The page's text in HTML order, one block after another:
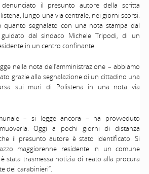
il presunto autore della scritta
lungo una via centrale, nei giorni scorsi.
quanto segnalato con una nota stampa dal
dal sindaco Michele Tripodi, di un
in un centro confinante.
nella nota dell’amministrazione – abbiamo
grazie alla segnalazione di un cittadino una
sui muri di Polistena in una nota via
– si legge ancora – ha provveduto
Oggi a pochi giorni di distanza
il presunto autore è stato identificato. Si
maggiorenne residente in un comune
stata trasmessa notizia di reato alla procura
dei carabinieri”.